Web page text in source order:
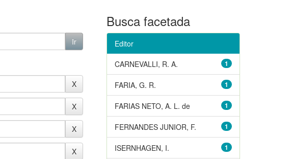
Busca facetada
Editor
1
CARNEVALLI, R. A.
1
FARIA, G. R.
1
FARIAS NETO, A. L. de
1
FERNANDES JUNIOR, F.
1
ISERNHAGEN, I.